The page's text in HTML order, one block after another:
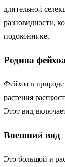
длительной
разновидности,
подоконнике.
Родина
Фейхоа в
растения
Этот вид
Внешний вид
Это большой и